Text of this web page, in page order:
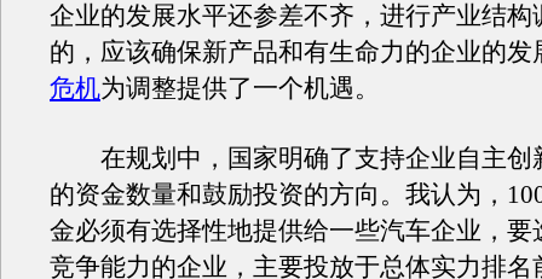
企业的发展水平还参差不齐，进行产业结构
的，应该确保新产品和有生命力的企业的发
危机为调整提供了一个机遇。
在规划中，国家明确了支持企业自主创
的资金数量和鼓励投资的方向。我认为，
金必须有选择性地提供给一些汽车企业，要
竞争能力的企业，主要投放于总体实力排名